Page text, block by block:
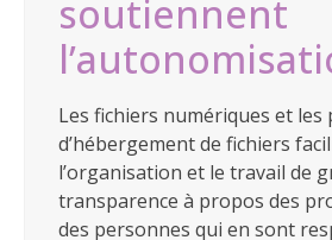
soutiennent
Les fichiers numériques et les
d’hébergement de fichiers
l’organisation et le travail de
transparence à propos des
des personnes qui en sont